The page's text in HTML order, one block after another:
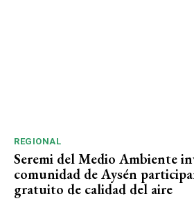
REGIONAL
Seremi del Medio Ambiente
comunidad de Aysén
gratuito de calidad del aire